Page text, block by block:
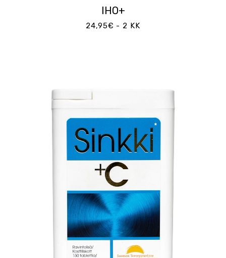
IHO+
24,95€ - 2 KK